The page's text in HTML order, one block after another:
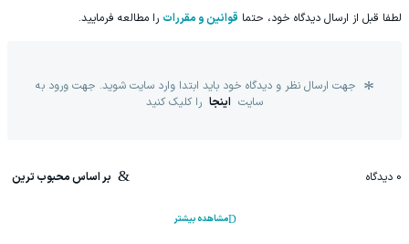
لطفا قبل از ارسال دیدگاه خود، حتما قوانین و مقررات را مطالعه فرمایید.
جهت ارسال نظر و دیدگاه خود باید ابتدا وارد سایت شوید. جهت ورود به
سایت اینجا را کلیک کنید
0 دیدگاه بر اساس محبوب ترین
مشاهده بیشتر